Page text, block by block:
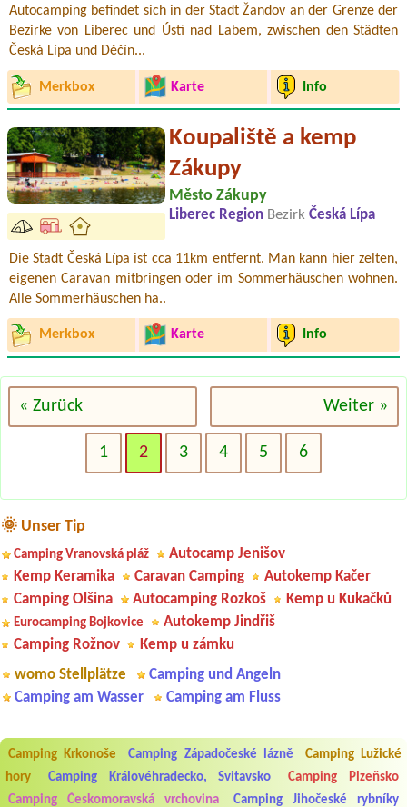
Autocamping befindet sich in der Stadt Žandov an der Grenze der
Bezirke von Liberec und Ústí nad Labem, zwischen den Städten
Česká Lípa und Děčín...
Merkbox Karte Info
Koupaliště a kemp
Zákupy
Město Zákupy
Liberec Region Bezirk Česká Lípa
Die Stadt Česká Lípa ist cca 11km entfernt. Man kann hier zelten,
eigenen Caravan mitbringen oder im Sommerhäuschen wohnen.
Alle Sommerhäuschen ha..
Merkbox Karte Info
« Zurück Weiter »
1 2 3 4 5 6
🌞 Unser Tip
Camping Vranovská pláž
Autocamp Jenišov
Kemp Keramika
Caravan Camping
Autokemp Kačer
Camping Olšina
Autocamping Rozkoš Kemp u Kukačků
Eurocamping Bojkovice
Autokemp Jindřiš
Camping Rožnov
Kemp u zámku
womo Stellplätze
Camping und Angeln
Camping am Wasser
Camping am Fluss
Camping Krkonoše Camping Západočeské lázně
Camping Lužické
hory
Camping Královéhradecko, Svitavsko
Camping Plzeňsko
Camping Českomoravská vrchovina
Camping Jihočeské rybníky
Aneta Melicharová***
Byli jsme zde v týdnu od 25.7. do 1.8. 2026. Kemp jako takový je pěkný.